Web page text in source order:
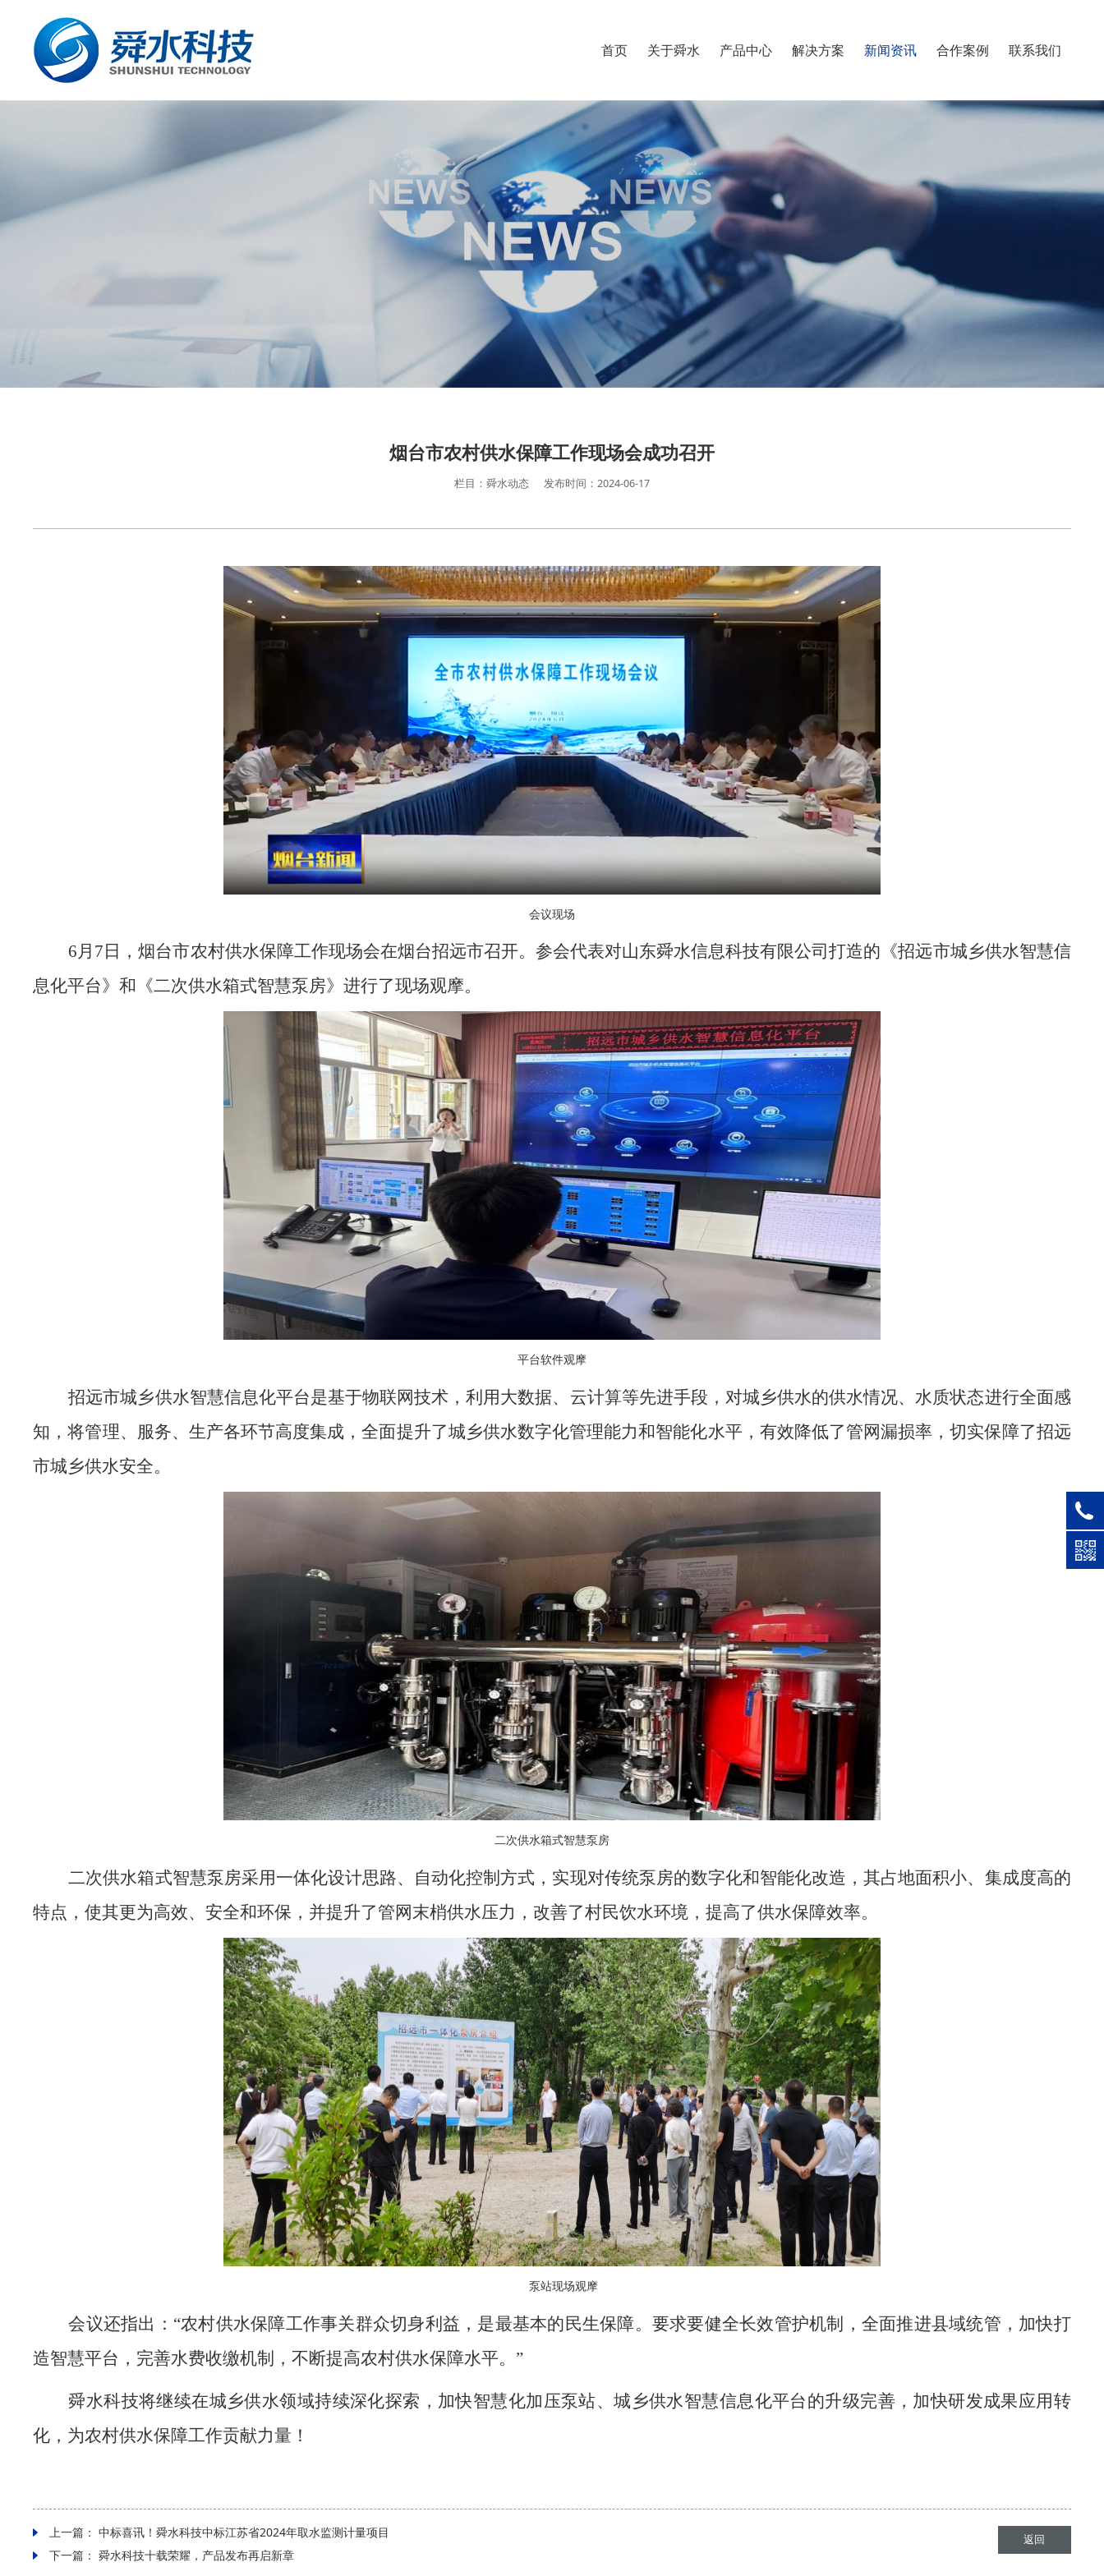
首页 关于舜水 产品中心 解决方案 新闻资讯 合作案例 联系我们
烟台市农村供水保障工作现场会成功召开
栏目：舜水动态 发布时间：2024-06-17
会议现场
6月7日，烟台市农村供水保障工作现场会在烟台招远市召开。参会代表对山东舜水信息科技有限公司打造的《招远市城乡供水智慧信
息化平台》和《二次供水箱式智慧泵房》进行了现场观摩。
平台软件观摩
招远市城乡供水智慧信息化平台是基于物联网技术，利用大数据、云计算等先进手段，对城乡供水的供水情况、水质状态进行全面感
知，将管理、服务、生产各环节高度集成，全面提升了城乡供水数字化管理能力和智能化水平，有效降低了管网漏损率，切实保障了招远
市城乡供水安全。
二次供水箱式智慧泵房
二次供水箱式智慧泵房采用一体化设计思路、自动化控制方式，实现对传统泵房的数字化和智能化改造，其占地面积小、集成度高的
特点，使其更为高效、安全和环保，并提升了管网末梢供水压力，改善了村民饮水环境，提高了供水保障效率。
泵站现场观摩
会议还指出： “农村供水保障工作事关群众切身利益，是最基本的民生保障。要求要健全长效管护机制，全面推进县域统管，加快打
造智慧平台，完善水费收缴机制，不断提高农村供水保障水平。”
舜水科技将继续在城乡供水领域持续深化探索，加快智慧化加压泵站、城乡供水智慧信息化平台的升级完善，加快研发成果应用转
化，为农村供水保障工作贡献力量！
上一篇：中标喜讯！舜水科技中标江苏省2024年取水监测计量项目
下一篇：舜水科技十载荣耀，产品发布再启新章
返回